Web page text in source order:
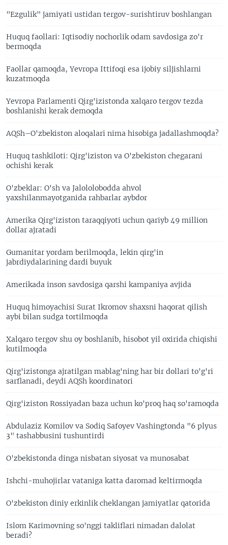
"Ezgulik" jamiyati ustidan tergov-surishtiruv boshlangan
Huquq faollari: Iqtisodiy nochorlik odam savdosiga zo'r
bermoqda
Faollar qamoqda, Yevropa Ittifoqi esa ijobiy siljishlarni
kuzatmoqda
Yevropa Parlamenti Qirg'izistonda xalqaro tergov tezda
boshlanishi kerak demoqda
AQSh–O'zbekiston aloqalari nima hisobiga jadallashmoqda?
Huquq tashkiloti: Qirg'iziston va O'zbekiston chegarani
ochishi kerak
O'zbeklar: O'sh va Jalololobodda ahvol
yaxshilanmayotganida rahbarlar aybdor
Amerika Qirg'iziston taraqqiyoti uchun qariyb 49 million
dollar ajratadi
Gumanitar yordam berilmoqda, lekin qirg'in
jabrdiydalarining dardi buyuk
Amerikada inson savdosiga qarshi kampaniya avjida
Huquq himoyachisi Surat Ikromov shaxsni haqorat qilish
aybi bilan sudga tortilmoqda
Xalqaro tergov shu oy boshlanib, hisobot yil oxirida chiqishi
kutilmoqda
Qirg'izistonga ajratilgan mablag'ning har bir dollari to'g'ri
sarflanadi, deydi AQSh koordinatori
Qirg'iziston Rossiyadan baza uchun ko'proq haq so'ramoqda
Abdulaziz Komilov va Sodiq Safoyev Vashingtonda "6 plyus
3" tashabbusini tushuntirdi
O'zbekistonda dinga nisbatan siyosat va munosabat
Ishchi-muhojirlar vataniga katta daromad keltirmoqda
O'zbekiston diniy erkinlik cheklangan jamiyatlar qatorida
Islom Karimovning so'nggi takliflari nimadan dalolat
beradi?